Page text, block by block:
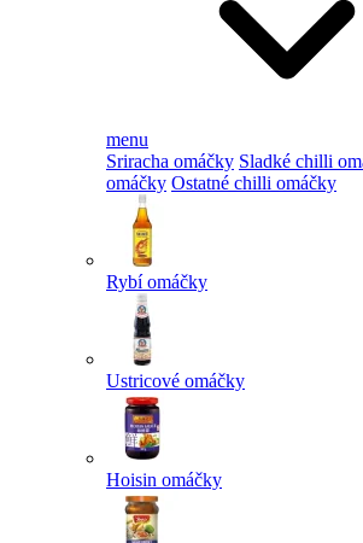
menu
Sriracha omáčky Sladké chilli
omáčky Ostatné chilli omáčky
Rybí omáčky
Ustricové omáčky
Hoisin omáčky